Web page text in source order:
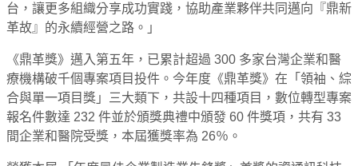
台，讓更多組織分享成功實踐，協助產業夥伴共同邁向『鼎新
革故』的永續經營之路。」
《鼎革獎》邁入第五年，已累計超過 300 多家台灣企業和醫
療機構破千個專案項目投件。今年度《鼎革獎》在「領袖、綜
合與單一項目獎」三大類下，共設十四種項目，數位轉型專案
報名件數達 232 件並於頒獎典禮中頒發 60 件獎項，共有 33
間企業和醫院受獎，本屆獲獎率為 26％。